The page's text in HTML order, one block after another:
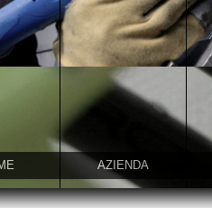
AZIENDA